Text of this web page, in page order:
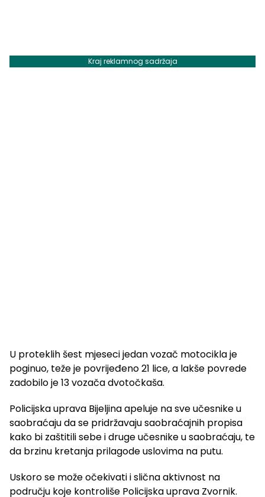
Kraj reklamnog sadržaja
U proteklih šest mjeseci jedan vozač motocikla je
poginuo, teže je povrijeđeno 21 lice, a lakše povrede
zadobilo je 13 vozača dvotočkaša.
Policijska uprava Bijeljina apeluje na sve učesnike u
saobraćaju da se pridržavaju saobraćajnih propisa
kako bi zaštitili sebe i druge učesnike u saobraćaju, te
da brzinu kretanja prilagode uslovima na putu.
Uskoro se može očekivati i slična aktivnost na
području koje kontroliše Policijska uprava Zvornik.